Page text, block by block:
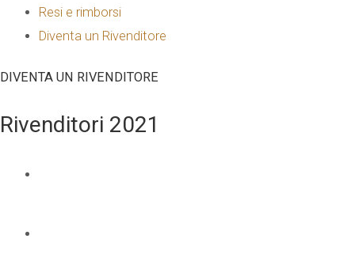
Resi e rimborsi
Diventa un Rivenditore
DIVENTA UN RIVENDITORE
Rivenditori 2021